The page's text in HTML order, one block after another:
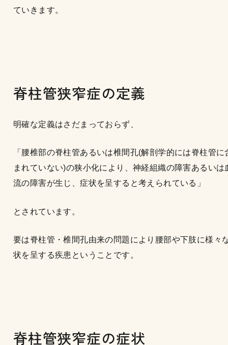
ていきます。
脊柱管狭窄症の定義
明確な定義はさだまっておらず、
「腰椎部の脊柱管あるいは椎間孔(解剖学的には脊柱管に
まれていない)の狭小化により、神経組織の障害あるいは
流の障害が生じ、症状を呈すると考えられている」
とされています。
要は脊柱管・椎間孔由来の問題により腰部や下肢に様々
状を呈する疾患ということです。
脊柱管狭窄症の症状